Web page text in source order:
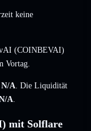
keine
(COINBEVAI)
Vortag.
N/A. Die Liquidität
A.
mit Solflare